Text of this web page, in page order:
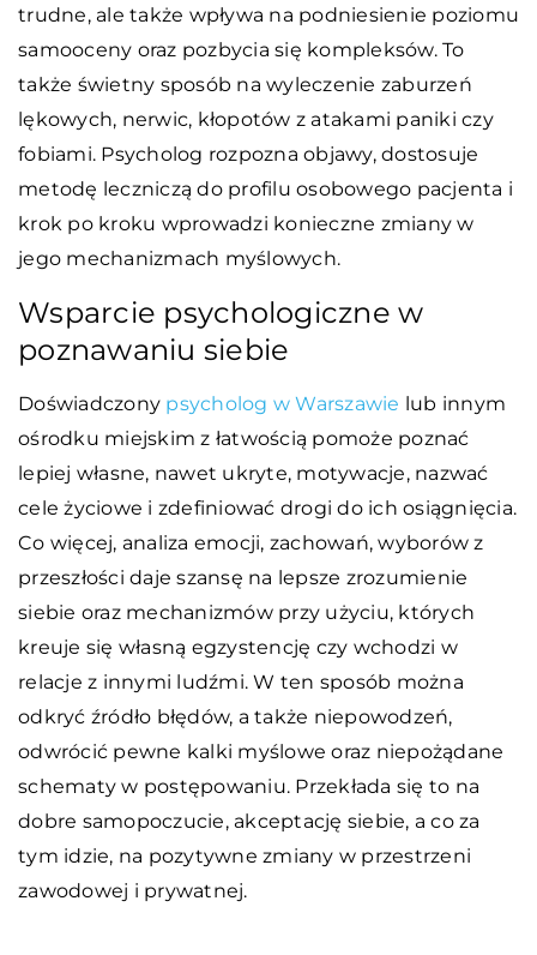
trudne, ale także wpływa na podniesienie poziomu
samooceny oraz pozbycia się kompleksów. To
także świetny sposób na wyleczenie zaburzeń
lękowych, nerwic, kłopotów z atakami paniki czy
fobiami. Psycholog rozpozna objawy, dostosuje
metodę leczniczą do profilu osobowego pacjenta i
krok po kroku wprowadzi konieczne zmiany w
jego mechanizmach myślowych.
Wsparcie psychologiczne w
poznawaniu siebie
Doświadczony psycholog w Warszawie lub innym
ośrodku miejskim z łatwością pomoże poznać
lepiej własne, nawet ukryte, motywacje, nazwać
cele życiowe i zdefiniować drogi do ich osiągnięcia.
Co więcej, analiza emocji, zachowań, wyborów z
przeszłości daje szansę na lepsze zrozumienie
siebie oraz mechanizmów przy użyciu, których
kreuje się własną egzystencję czy wchodzi w
relacje z innymi ludźmi. W ten sposób można
odkryć źródło błędów, a także niepowodzeń,
odwrócić pewne kalki myślowe oraz niepożądane
schematy w postępowaniu. Przekłada się to na
dobre samopoczucie, akceptację siebie, a co za
tym idzie, na pozytywne zmiany w przestrzeni
zawodowej i prywatnej.